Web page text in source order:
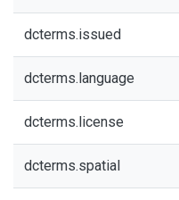
dcterms.issued
dcterms.language
dcterms.license
dcterms.spatial